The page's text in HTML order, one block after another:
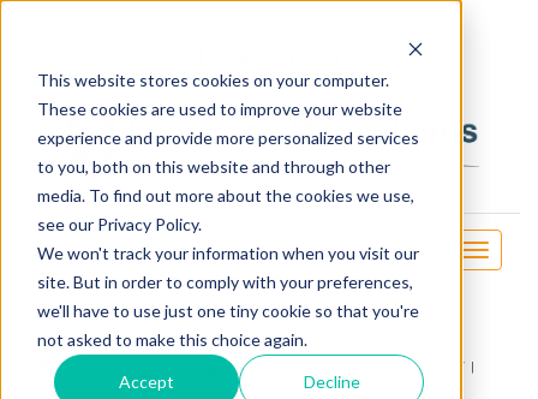
This website stores cookies on your computer.
These cookies are used to improve your website
experience and provide more personalized services
to you, both on this website and through other
media. To find out more about the cookies we use,
see our Privacy Policy.
We won't track your information when you visit our
site. But in order to comply with your preferences,
we'll have to use just one tiny cookie so that you're
not asked to make this choice again.
Accept Decline
Toggle
BUSINESS SUCCESS
BUSINESS ENGLISH by Ian George Bolton
Sep 02, 2017
Tags:
business,corso,English inglese